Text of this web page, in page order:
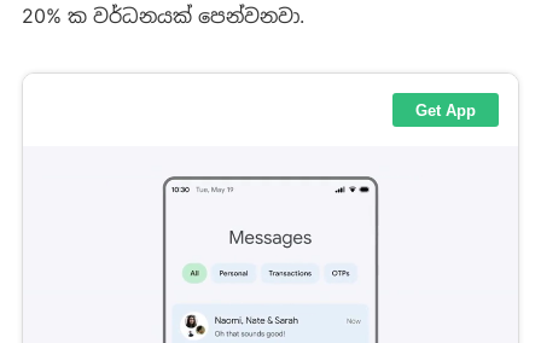
20% ක වර්ධනයක් පෙන්වනවා.